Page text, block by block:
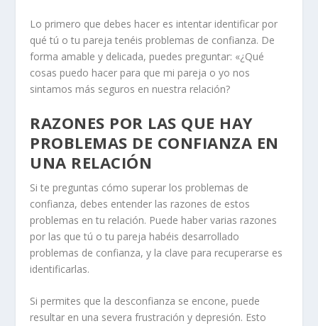
Lo primero que debes hacer es intentar identificar por
qué tú o tu pareja tenéis problemas de confianza. De
forma amable y delicada, puedes preguntar: «¿Qué
cosas puedo hacer para que mi pareja o yo nos
sintamos más seguros en nuestra relación?
RAZONES POR LAS QUE HAY
PROBLEMAS DE CONFIANZA EN
UNA RELACIÓN
Si te preguntas cómo superar los problemas de
confianza, debes entender las razones de estos
problemas en tu relación. Puede haber varias razones
por las que tú o tu pareja habéis desarrollado
problemas de confianza, y la clave para recuperarse es
identificarlas.
Si permites que la desconfianza se encone, puede
resultar en una severa frustración y depresión. Esto